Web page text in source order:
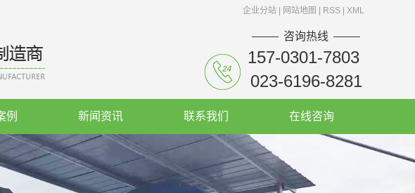
企业分站 网站地图 RSS XML
咨询热线
157-0301-7803
023-6196-8281
例 新闻资讯 联系我们 在线咨询